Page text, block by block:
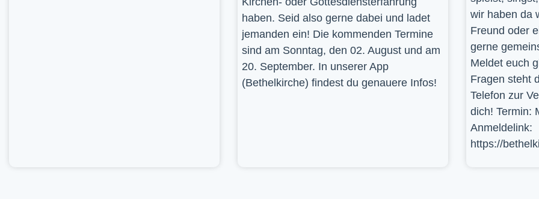
haben. Seid also gerne dabei und ladet
jemanden ein! Die kommenden Termine
sind am Sonntag, den 02. August und am
20. September. In unserer App
(Bethelkirche) findest du genauere Infos!
wir haben da
Freund oder
gerne
Meldet euch
Fragen steht
Telefon zur
dich! Termin:
Anmeldelink:
https://